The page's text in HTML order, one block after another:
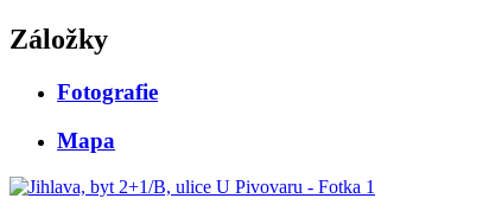
Záložky
Fotografie
Mapa